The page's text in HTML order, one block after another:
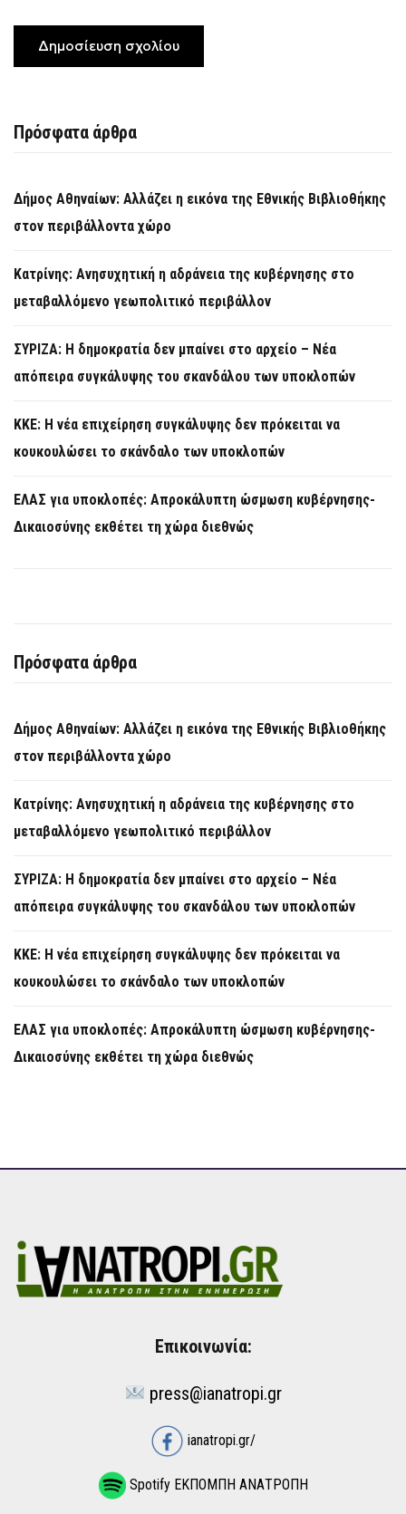
Πρόσφατα άρθρα
Δήμος Αθηναίων: Αλλάζει η εικόνα της Εθνικής Βιβλιοθήκης
στον περιβάλλοντα χώρο
Κατρίνης: Ανησυχητική η αδράνεια της κυβέρνησης στο
μεταβαλλόμενο γεωπολιτικό περιβάλλον
ΣΥΡΙΖΑ: Η δημοκρατία δεν μπαίνει στο αρχείο – Νέα
απόπειρα συγκάλυψης του σκανδάλου των υποκλοπών
KKE: Η νέα επιχείρηση συγκάλυψης δεν πρόκειται να
κουκουλώσει το σκάνδαλο των υποκλοπών
ΕΛΑΣ για υποκλοπές: Απροκάλυπτη ώσμωση κυβέρνησης-
Δικαιοσύνης εκθέτει τη χώρα διεθνώς
Πρόσφατα άρθρα
Δήμος Αθηναίων: Αλλάζει η εικόνα της Εθνικής Βιβλιοθήκης
στον περιβάλλοντα χώρο
Κατρίνης: Ανησυχητική η αδράνεια της κυβέρνησης στο
μεταβαλλόμενο γεωπολιτικό περιβάλλον
ΣΥΡΙΖΑ: Η δημοκρατία δεν μπαίνει στο αρχείο – Νέα
απόπειρα συγκάλυψης του σκανδάλου των υποκλοπών
KKE: Η νέα επιχείρηση συγκάλυψης δεν πρόκειται να
κουκουλώσει το σκάνδαλο των υποκλοπών
ΕΛΑΣ για υποκλοπές: Απροκάλυπτη ώσμωση κυβέρνησης-
Δικαιοσύνης εκθέτει τη χώρα διεθνώς
Επικοινωνία:
press@ianatropi.gr
ianatropi.gr/
Spotify ΕΚΠΟΜΠΗ ΑΝΑΤΡΟΠΗ